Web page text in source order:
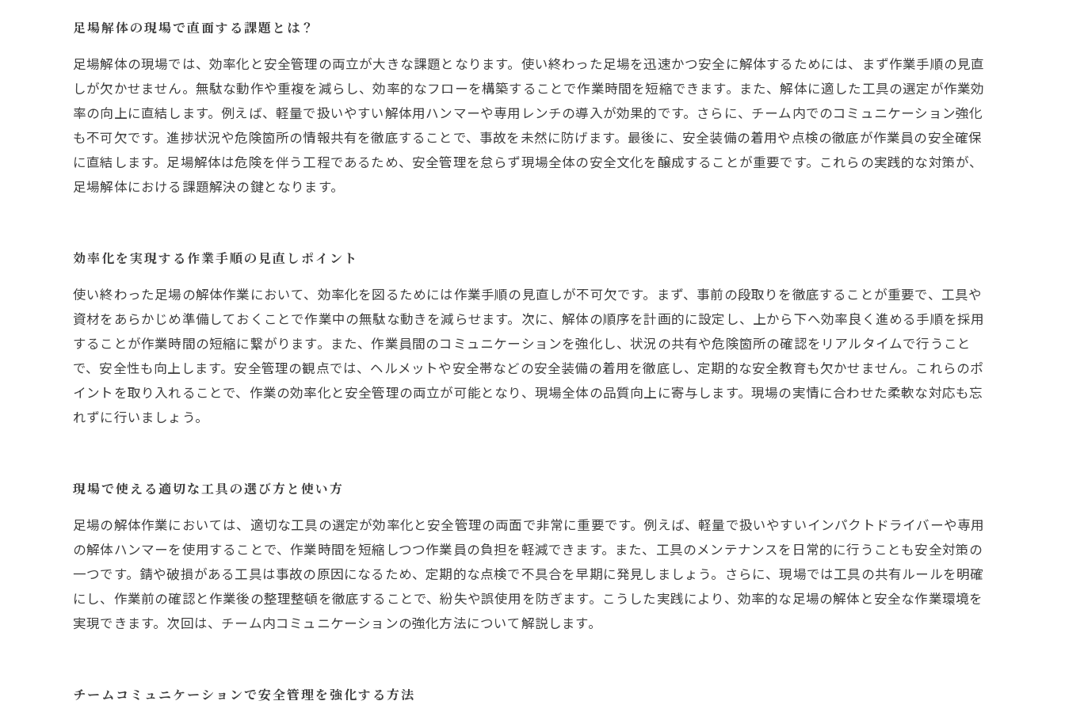
足場解体の現場で直面する課題とは？
足場解体の現場では、効率化と安全管理の両立が大きな課題となります。使い終わった足場を迅速かつ安全に解体するためには、まず作業手順の見直
しが欠かせません。無駄な動作や重複を減らし、効率的なフローを構築することで作業時間を短縮できます。また、解体に適した工具の選定が作業効
率の向上に直結します。例えば、軽量で扱いやすい解体用ハンマーや専用レンチの導入が効果的です。さらに、チーム内でのコミュニケーション強化
も不可欠です。進捗状況や危険箇所の情報共有を徹底することで、事故を未然に防げます。最後に、安全装備の着用や点検の徹底が作業員の安全確保
に直結します。足場解体は危険を伴う工程であるため、安全管理を怠らず現場全体の安全文化を醸成することが重要です。これらの実践的な対策が、
足場解体における課題解決の鍵となります。
効率化を実現する作業手順の見直しポイント
使い終わった足場の解体作業において、効率化を図るためには作業手順の見直しが不可欠です。まず、事前の段取りを徹底することが重要で、工具や
資材をあらかじめ準備しておくことで作業中の無駄な動きを減らせます。次に、解体の順序を計画的に設定し、上から下へ効率良く進める手順を採用
することが作業時間の短縮に繋がります。また、作業員間のコミュニケーションを強化し、状況の共有や危険箇所の確認をリアルタイムで行うこと
で、安全性も向上します。安全管理の観点では、ヘルメットや安全帯などの安全装備の着用を徹底し、定期的な安全教育も欠かせません。これらのポ
イントを取り入れることで、作業の効率化と安全管理の両立が可能となり、現場全体の品質向上に寄与します。現場の実情に合わせた柔軟な対応も忘
れずに行いましょう。
現場で使える適切な工具の選び方と使い方
足場の解体作業においては、適切な工具の選定が効率化と安全管理の両面で非常に重要です。例えば、軽量で扱いやすいインパクトドライバーや専用
の解体ハンマーを使用することで、作業時間を短縮しつつ作業員の負担を軽減できます。また、工具のメンテナンスを日常的に行うことも安全対策の
一つです。錆や破損がある工具は事故の原因になるため、定期的な点検で不具合を早期に発見しましょう。さらに、現場では工具の共有ルールを明確
にし、作業前の確認と作業後の整理整頓を徹底することで、紛失や誤使用を防ぎます。こうした実践により、効率的な足場の解体と安全な作業環境を
実現できます。次回は、チーム内コミュニケーションの強化方法について解説します。
チームコミュニケーションで安全管理を強化する方法